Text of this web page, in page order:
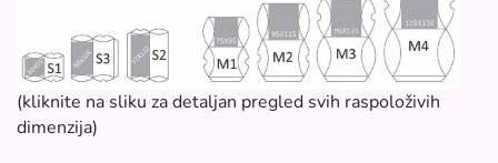
(kliknite na sliku za detaljan pregled svih raspoloživih
dimenzija)